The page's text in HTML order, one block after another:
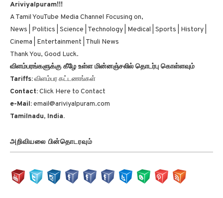
A Tamil YouTube Media Channel Focusing on,
News | Politics | Science | Technology | Medical | Sports | History |
Cinema | Entertainment | Thuli News
Thank You, Good Luck.
விளம்பரங்களுக்கு கீழே உள்ள மின்னஞ்சலில் தொடர்பு கொள்ளவும்
Tariffs:விளம்பர கட்டணங்கள்
Contact:Click Here to Contact
e-Mail: email@ariviyalpuram.com
Tamilnadu, India.